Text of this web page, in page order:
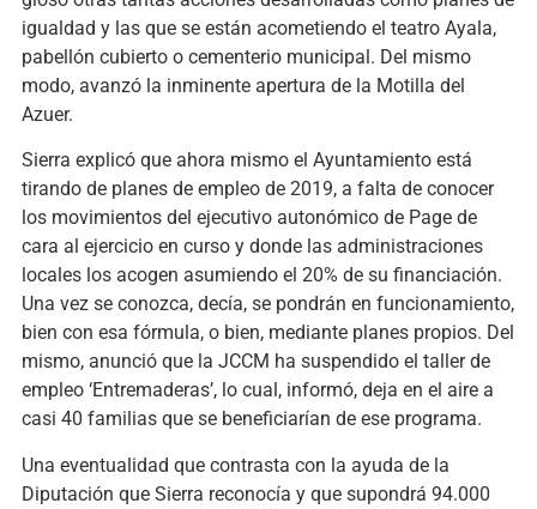
igualdad y las que se están acometiendo el teatro Ayala,
pabellón cubierto o cementerio municipal. Del mismo
modo, avanzó la inminente apertura de la Motilla del
Azuer.
Sierra explicó que ahora mismo el Ayuntamiento está
tirando de planes de empleo de 2019, a falta de conocer
los movimientos del ejecutivo autonómico de Page de
cara al ejercicio en curso y donde las administraciones
locales los acogen asumiendo el 20% de su financiación.
Una vez se conozca, decía, se pondrán en funcionamiento,
bien con esa fórmula, o bien, mediante planes propios. Del
mismo, anunció que la JCCM ha suspendido el taller de
empleo ‘Entremaderas’, lo cual, informó, deja en el aire a
casi 40 familias que se beneficiarían de ese programa.
Una eventualidad que contrasta con la ayuda de la
Diputación que Sierra reconocía y que supondrá 94.000